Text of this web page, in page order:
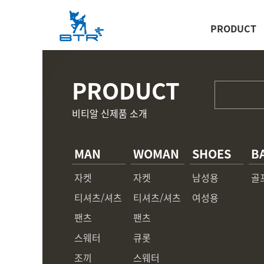
PRODUCT
PRODUCT
비티알 신제품 소개
MAN
자켓
티셔츠/셔츠
팬츠
스웨터
조끼
WOMAN
자켓
티셔츠/셔츠
팬츠
큐롯
스웨터
SHOES
남성용
여성용
골